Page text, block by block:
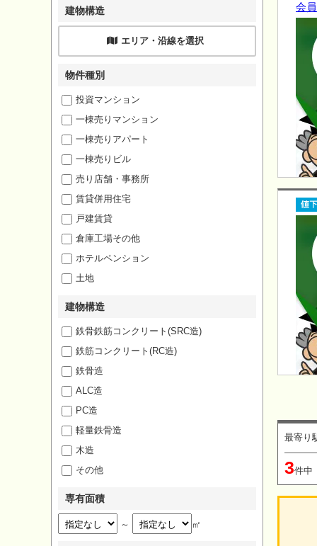
築
は
は
会
最寄り
3件中
建物構造
エリア・沿線を選択
物件種別
投資マンション
一棟売りマンション
一棟売りアパート
一棟売りビル
売り店舗・事務所
賃貸併用住宅
戸建賃貸
倉庫工場その他
ホテルペンション
土地
建物構造
鉄骨鉄筋コンクリート(SRC造)
鉄筋コンクリート(RC造)
鉄骨造
ALC造
PC造
軽量鉄骨造
木造
その他
専有面積
～ ㎡